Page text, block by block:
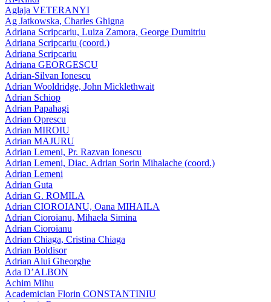
Aglaja VETERANYI
Ag Jatkowska, Charles Ghigna
Adriana Scripcariu, Luiza Zamora, George Dumitriu
Adriana Scripcariu (coord.)
Adriana Scripcariu
Adriana GEORGESCU
Adrian-Silvan Ionescu
Adrian Wooldridge, John Micklethwait
Adrian Schiop
Adrian Papahagi
Adrian Oprescu
Adrian MIROIU
Adrian MAJURU
Adrian Lemeni, Pr. Razvan Ionescu
Adrian Lemeni, Diac. Adrian Sorin Mihalache (coord.)
Adrian Lemeni
Adrian Guta
Adrian G. ROMILA
Adrian CIOROIANU, Oana MIHAILA
Adrian Cioroianu, Mihaela Simina
Adrian Cioroianu
Adrian Chiaga, Cristina Chiaga
Adrian Boldisor
Adrian Alui Gheorghe
Ada D’ALBON
Achim Mihu
Academician Florin CONSTANTINIU